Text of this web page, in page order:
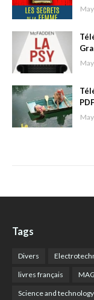
Tags
Divers
livres français
Science and technology